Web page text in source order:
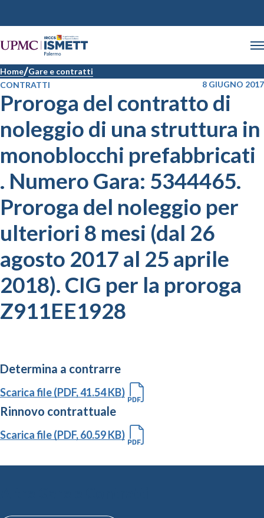
Home Gare e contratti
CONTRATTI
8 GIUGNO 2017
Proroga del contratto di
noleggio di una struttura in
monoblocchi prefabbricati
. Numero Gara: 5344465.
Proroga del noleggio per
ulteriori 8 mesi (dal 26
agosto 2017 al 25 aprile
2018). CIG per la proroga
Z911EE1928
Determina a contrarre
Scarica file (PDF, 41.54 KB)
Rinnovo contrattuale
Scarica file (PDF, 60.59 KB)